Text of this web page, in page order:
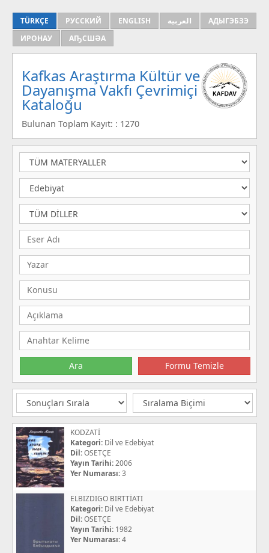
TÜRKÇE РУССКИЙ ENGLISH العربية
АДЫГЭБЗЭ
ИРОНАУ
АҦСШӘА
Kafkas Araştırma Kültür ve
Dayanışma Vakfı Çevrimiçi
Kataloğu
Bulunan Toplam Kayıt: : 1270
KODZATİ
Kategori: Dil ve Edebiyat
Dil:OSETÇE
Yayın Tarihi:2006
Yer Numarası:3
ELBIZDIGO BIRTTİATI
Kategori: Dil ve Edebiyat
Dil:OSETÇE
Yayın Tarihi: 1982
Yer Numarası:4